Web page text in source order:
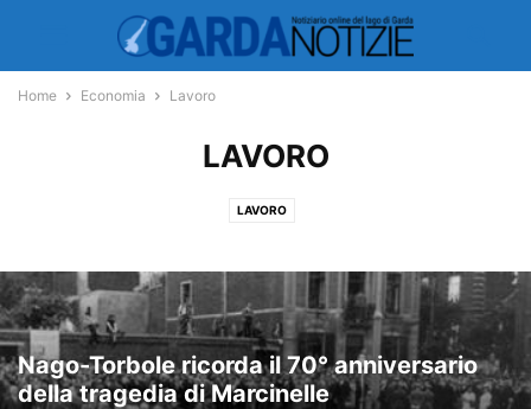
Home Economia Lavoro
LAVORO
LAVORO
Nago-Torbole ricorda il 70° anniversario
della tragedia di Marcinelle